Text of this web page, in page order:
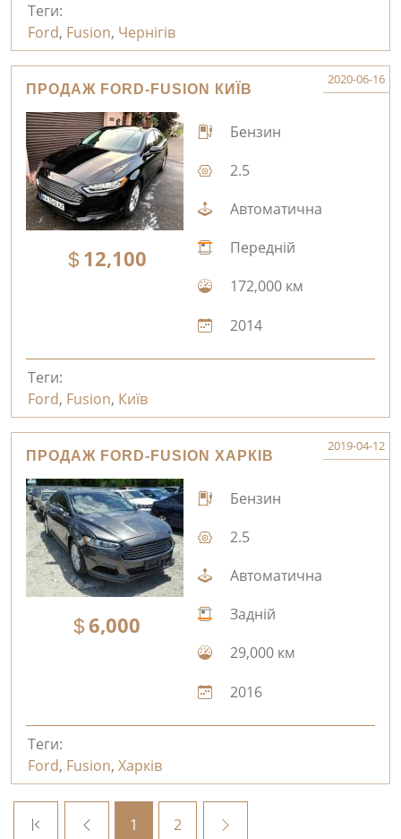
Теги:
Ford, Fusion, Чернігів
ПРОДАЖ FORD-FUSION КИЇВ
2020-06-16
12,100
Бензин
2.5
Автоматична
Передній
172,000 км
2014
Теги:
Ford, Fusion, Київ
ПРОДАЖ FORD-FUSION ХАРКІВ
2019-04-12
6,000
Бензин
2.5
Автоматична
Задній
29,000 км
2016
Теги:
Ford, Fusion, Харків
1 2